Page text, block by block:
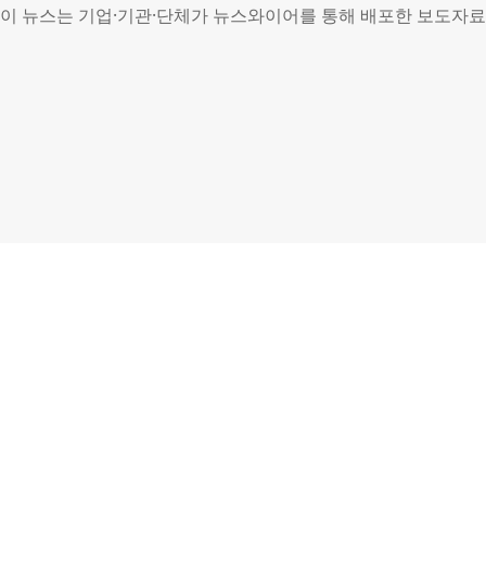
이 뉴스는 기업·기관·단체가 뉴스와이어를 통해 배포한 보도자